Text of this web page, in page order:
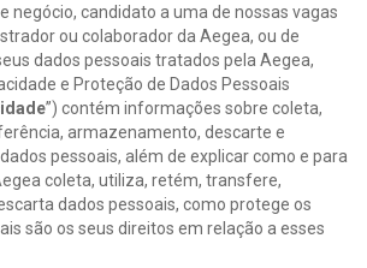
negócio, candidato a uma de nossas vagas
ou colaborador da Aegea, ou de
dados pessoais tratados pela Aegea,
e Proteção de Dados Pessoais
”) contém informações sobre coleta,
armazenamento, descarte e
pessoais, além de explicar como e para
coleta, utiliza, retém, transfere,
dados pessoais, como protege os
são os seus direitos em relação a esses